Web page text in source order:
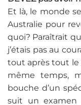
Et là, le monde
Australie pour
quoi? Paraîtrait
j’étais pas au
tout après tout le
même temps,
bouche d’un
suit un examen